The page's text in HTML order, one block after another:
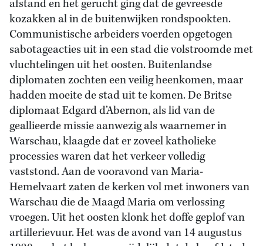
afstand en het gerucht ging dat de gevreesde
kozakken al in de buitenwijken rondspookten.
Communistische arbeiders voerden opgetogen
sabotageacties uit in een stad die volstroomde met
vluchtelingen uit het oosten. Buitenlandse
diplomaten zochten een veilig heenkomen, maar
hadden moeite de stad uit te komen. De Britse
diplomaat Edgard d’Abernon, als lid van de
geallieerde missie aanwezig als waarnemer in
Warschau, klaagde dat er zoveel katholieke
processies waren dat het verkeer volledig
vaststond. Aan de vooravond van Maria-
Hemelvaart zaten de kerken vol met inwoners van
Warschau die de Maagd Maria om verlossing
vroegen. Uit het oosten klonk het doffe geplof van
artillerievuur. Het was de avond van 14 augustus